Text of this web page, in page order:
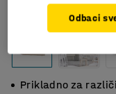
Prikladno za
Odbaci